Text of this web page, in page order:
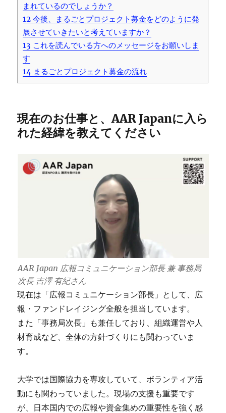
まれているのでしょうか？
12 今後、まるごとプロジェクト募金をどのように発
展させていきたいと考えていますか？
13 これを読んでいる方へのメッセージをお願いしま
す
14 まるごとプロジェクト募金の流れ
現在のお仕事と、AAR Japanに入ら
れた経緯を教えてください
AAR Japan 広報コミュニケーション部長 兼 事務局
次長 吉澤 有紀さん
現在は「広報コミュニケーション部長」として、広
報・ファンドレイジング全般を担当しています。
また「事務局次長」も兼任しており、組織運営や人
材育成など、全体の方針づくりにも関わっていま
す。
大学では国際協力を専攻していて、ボランティア活
動にも関わっていました。現場の支援も重要です
が、日本国内での広報や資金集めの重要性を強く感